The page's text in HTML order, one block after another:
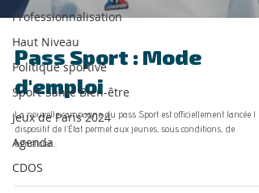
Professionnalisation
Haut Niveau
Politique sportive
Sport-Santé Bien-être
Jeux de Paris 2024
Agenda
CDOS
Pass Sport : Mode
d'emploi
La nouvelle campagne du pass Sport est officiellement lancée !
dispositif de l’État permet aux jeunes, sous conditions, de
bénéficier...